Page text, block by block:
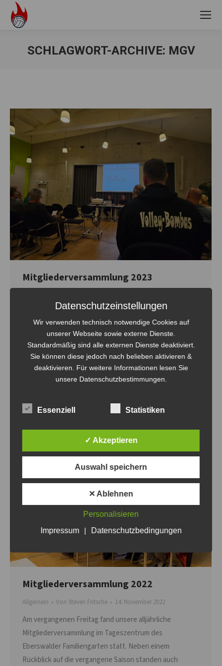
SCHLAGWORT-ARCHIVE: MGV
Mitgliederversammlung 2023
Klar gibt es unterhaltsamere Termine im Vereinskalender,
doch einmal im Jahr ist Mitgliederversammlung. Gestern
war es wieder soweit. Im Saal des Tourismuszentrum im
Familiengarten Eberswalde berichtete der Vorstand, wie
das letzte Jahr verlief und was wir für die Zukunft
vorhaben. Für die Mitglieder war es eine gute
uns…
Mitgliederversammlung 2022
Allgemein Von Steven Fritsche 14. November 2022
Am vergangenen Freitag fand unsere alljährliche
Mitgliederversammlung im Tageszentrum des
Eberswalder Familiengarten statt. Neben einem
Rückblick auf die vergangene Saison standen auch
Datenschutzeinstellungen
Wir verwenden technisch notwendige Cookies auf
unserer Webseite sowie externe Dienste.
Standardmäßig sind alle externen Dienste deaktiviert.
Sie können diese jedoch nach belieben aktivieren &
deaktivieren. Für weitere Informationen lesen Sie
unsere Datenschutzbestimmungen.
Essenziell Statistiken
✓ Akzeptieren
Auswahl speichern
✕ Ablehnen
Personalisieren
Impressum
| Datenschutzbedingungen